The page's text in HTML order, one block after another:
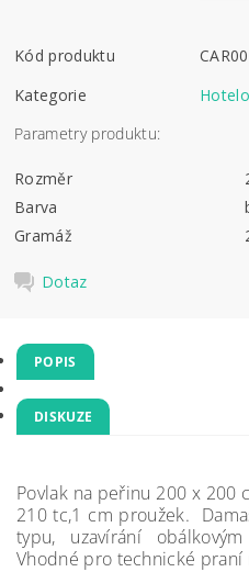
Kód produktu
Kategorie
Parametry produktu:
Rozměr
Barva
Gramáž
Dotaz
POPIS
DISKUZE
Povlak na peřinu 200 x 200
210 tc,1 cm proužek.
typu, uzavírání
Vhodné pro technické praní